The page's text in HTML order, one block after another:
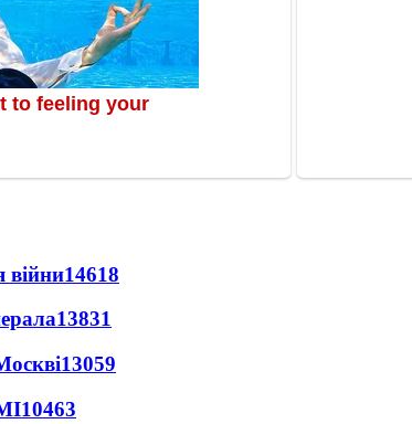
війни14618
13831
13059
10463